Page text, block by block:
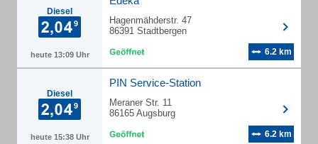
Diesel
heute 13:09 Uhr
Hagenmähderstr. 47
86391 Stadtbergen
6.2 km
Diesel
heute 15:38 Uhr
PIN Service-Station
Meraner Str. 11
86165 Augsburg
6.2 km